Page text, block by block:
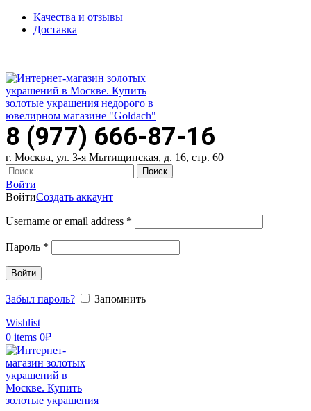
Качества и отзывы
Доставка
8 (977) 666-87-16
г. Москва, ул. 3-я Мытищинская, д. 16, стр. 60
Поиск
Войти
ВойтиСоздать аккаунт
Username or email address *
Пароль *
Войти
Забыл пароль?
Запомнить
Wishlist
0 items 0₽